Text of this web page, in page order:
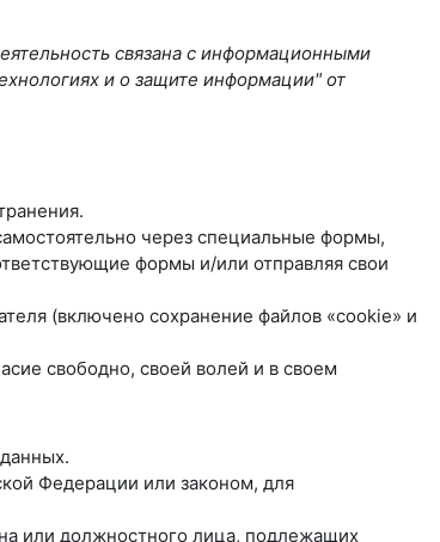
связана с информационными
и о защите информации" от
через специальные формы,
формы и/или отправляя свои
(включено сохранение файлов «cookie» и
свободно, своей волей и в своем
Федерации или законом, для
или должностного лица, подлежащих